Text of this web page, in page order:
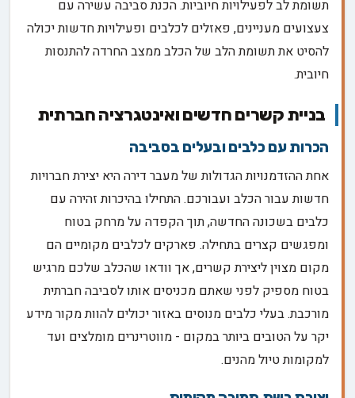
תשומת לב לפעילויות חיוביות. הכנת סביבה עשירה עם
צעצועים מעניינים, פאזלים לכלבים ופעילויות חדשות יכולה
להסיט את תשומת הלב של הכלב ממצב החרדה להתנסות
חיובית.
בניית קשרים חדשים ואינטגרציה חברתית
הכרות עם כלבים ובעלים בסביבה
אחת ההזדמנויות הגדולות של מעבר דירה היא יצירת חברויות
חדשות עבור הכלב ועבורכם. התחילו בהיכרות זהירה עם
כלבים בשכונה החדשה, תוך הקפדה על מרחק בטוח
ומפגשים קצרים בתחילה. פארקים לכלבים מקומיים הם
מקום מצוין ליצירת קשרים, אך וודאו שהכלב שלכם מרגיש
בטוח מספיק לפני שאתם מכניסים אותו לסביבה חברתית
מורכבת. בעלי כלבים מנוסים באזור יכולים להוות מקור מידע
יקר על הטובים ביותר במקום - מווטרינרים מומלצים ועד
למקומות טיול מהנים.